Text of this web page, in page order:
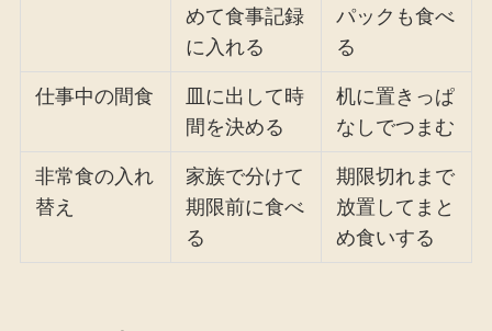
めて食事記録
に入れる
パックも食べ
る
仕事中の間食
皿に出して時
間を決める
机に置きっぱ
なしでつまむ
非常食の入れ
替え
家族で分けて
期限前に食べ
る
期限切れまで
放置してまと
め食いする